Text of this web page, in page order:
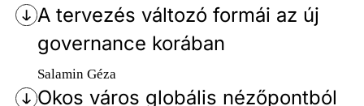
A tervezés változó formái az új
governance korában
Salamin Géza
Okos város globális nézőpontból